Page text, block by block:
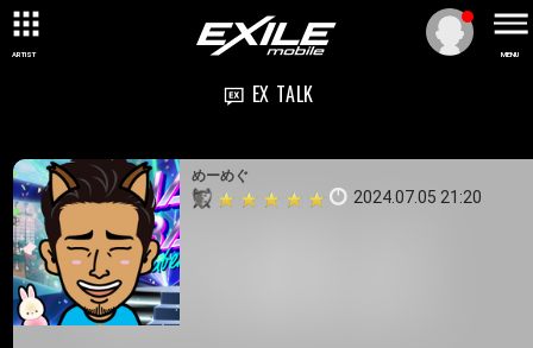
ARTIST MENU
EX TALK
めーめぐ
2024.07.05 21:20